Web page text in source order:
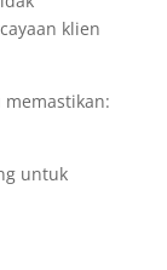
klien
untuk